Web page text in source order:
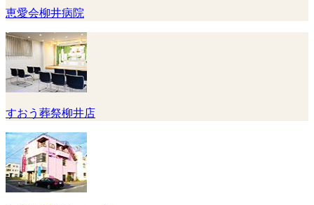
恵愛会柳井病院
すおう葬祭柳井店